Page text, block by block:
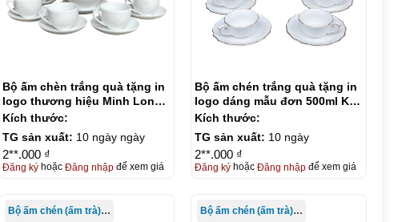
Bộ ấm chèn trắng quà tặng in
logo thương hiệu Minh Long
800ml KQ-ACT23
Kích thước:
TG sản xuất: 10 ngày ngày
2**.000 ₫
Đăng kýhoặc Đăng nhậpđể xem giá
Bộ ấm chén trắng quà tặng in
logo dáng mẫu đơn 500ml KQ-
ACT24
Kích thước:
TG sản xuất: 10 ngày
2**.000 ₫
Đăng kýhoặc Đăng nhậpđể xem giá
Bộ ấm chén (ấm trà) in logo Bộ ấm chén (ấm trà) in logo